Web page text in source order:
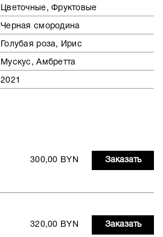
Цветочные, Фруктовые
Черная смородина
Голубая роза, Ирис
Мускус, Амбретта
2021
300,00 BYN Заказать
320,00 BYN Заказать